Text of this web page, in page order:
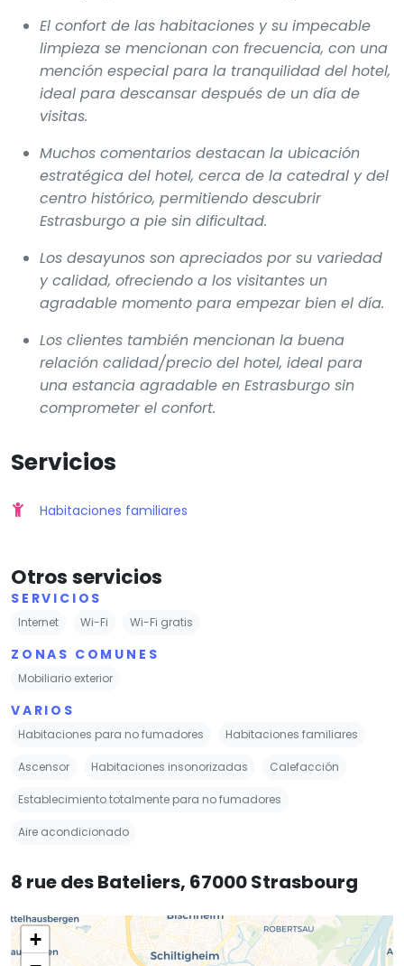
El confort de las habitaciones y su impecable
limpieza se mencionan con frecuencia, con una
mención especial para la tranquilidad del hotel,
ideal para descansar después de un día de
visitas.
Muchos comentarios destacan la ubicación
estratégica del hotel, cerca de la catedral y del
centro histórico, permitiendo descubrir
Estrasburgo a pie sin dificultad.
Los desayunos son apreciados por su variedad
y calidad, ofreciendo a los visitantes un
agradable momento para empezar bien el día.
Los clientes también mencionan la buena
relación calidad/precio del hotel, ideal para
una estancia agradable en Estrasburgo sin
comprometer el confort.
Servicios
Habitaciones familiares
Otros servicios
SERVICIOS
Internet Wi-Fi Wi-Fi gratis
ZONAS COMUNES
Mobiliario exterior
VARIOS
Habitaciones para no fumadores Habitaciones familiares
Ascensor Habitaciones insonorizadas Calefacción
Establecimiento totalmente para no fumadores
Aire acondicionado
8 rue des Bateliers, 67000 Strasbourg
+